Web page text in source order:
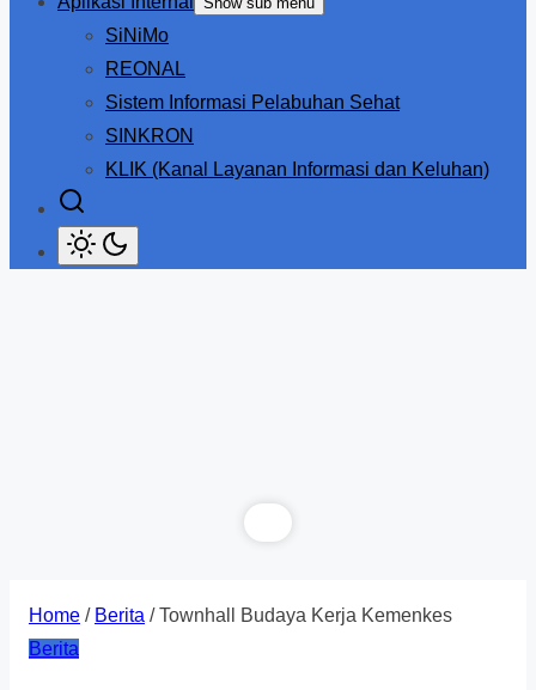
SiNiMo
REONAL
Sistem Informasi Pelabuhan Sehat
SINKRON
KLIK (Kanal Layanan Informasi dan Keluhan)
Home / Berita / Townhall Budaya Kerja Kemenkes
Berita